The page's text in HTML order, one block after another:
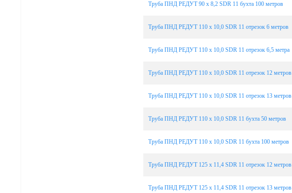
Труба ПНД РЕДУТ 90 х 8,2 SDR 11 бухта 100 метров
Труба ПНД РЕДУТ 110 х 10,0 SDR 11 отрезок 6 метров
Труба ПНД РЕДУТ 110 х 10,0 SDR 11 отрезок 6,5 метра
Труба ПНД РЕДУТ 110 х 10,0 SDR 11 отрезок 12 метров
Труба ПНД РЕДУТ 110 х 10,0 SDR 11 отрезок 13 метров
Труба ПНД РЕДУТ 110 х 10,0 SDR 11 бухта 50 метров
Труба ПНД РЕДУТ 110 х 10,0 SDR 11 бухта 100 метров
Труба ПНД РЕДУТ 125 х 11,4 SDR 11 отрезок 12 метров
Труба ПНД РЕДУТ 125 х 11,4 SDR 11 отрезок 13 метров